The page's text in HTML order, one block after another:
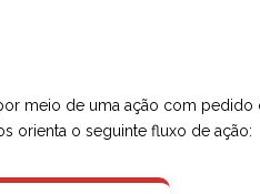
meio de uma ação com pedido
orienta o seguinte fluxo de ação: